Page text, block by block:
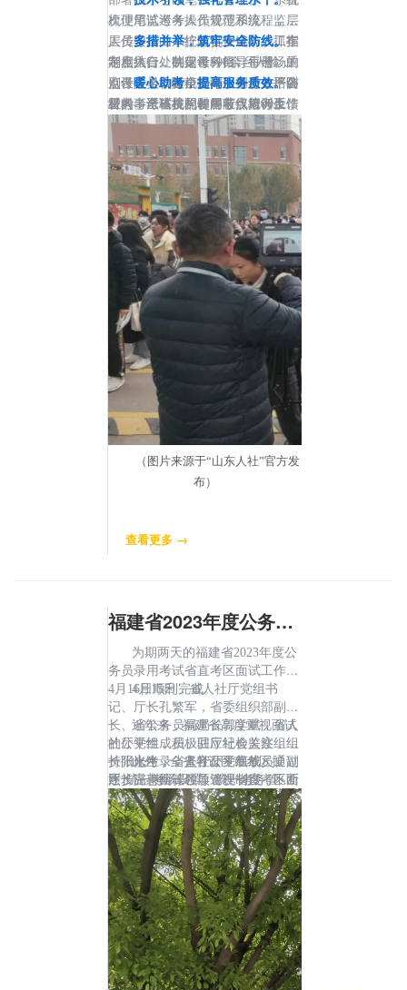
梳理笔试考务操作规范和流程，层
层传导压力，拧紧责任链条，抓牢
制度执行。制定考务指导手册、重
点任务卡、铃声指导语等考务培训
材料，严格按照时间节点履行工作
职责，切实管住管好关键岗位、关
键人员、关键环节。加强试卷管
理，严格落实国家和我省人事考试
试卷管理有关规定，为试卷押运车
辆配装视频监控定位设备,协调公
安干警全程参与试卷跨区押运和试
卷存放期间的卷库值班，全面做好
试卷领取、押运、保管、分发、使
用和回收等各环节管理工作，保障
试卷安全。抽调处级干部带队赴各
市开展巡考工作，监督各市考务组
织实施情况，充分发挥巡考监督检
查作用。
次使用监巡考人员管理系统，监考
人员安排由系统随机生成与人工指
定相结合，确保每科目、每考场的
监考人员均随机安排，创造公平公
正的考试环境。使用在线培训反馈
系统，考务培训后，所有参训人员
现场登录系统答题，有效检测考点
一线工作人员对考务关键环节操作
的掌握程度，及时查缺补漏。使用
考务管控小程序，及时、高效统计
各市重点考务环节完成情况，实时
对接山东人事考试一体化综合指挥
系统，掌握一线考务数据，切实增
强考务管控能力。
多措并举，筑牢安全防线。在
考点入口处共架设590余台人脸识
别设备，核验全部考生身份，严防
替考。全省共配备屏蔽仪5100余
台、金属探测仪5500余台、身份证
识别仪270余台，严格执行考生入
场安全检查，确保手机、计算器等
设备不被带至座位。加大巡考力
度，实现“线上+线下”巡考全覆
盖，安排专人进行视频巡考，及时
捕捉考生异常行为，保障考场安
全。联合公安部门加强考点内外联
合巡查，无线电管理部门出动无线
电监测车41辆，坚决杜绝有组织的
高科技作弊或大规模舞弊行为，严
肃考风考纪。
暖心助考，提高服务质效。各
级人事考试机构和各考点把考生服
务保障工作摆在重要位置，用心用
情提供考试服务。考前发布考试温
馨提示和考点地图，提醒考生做好
考前各项准备工作、诚信应考。为
残疾考生在考点开通绿色通道、安
排专门引导人员，协助其抵达考试
座位。枣庄、临沂设立考点服务
岗，现场提供咨询和帮助，积极开
展志愿服务。淄博、潍坊、德州等
市在考点向考生免费提供文具、消
杀用品及准考证打印服务。枣庄、
德州协调驻点民警为考生开具临时
身份证明，帮助考生顺利参考。
（图片来源于“山东人社”官方发
布）
查看更多 →
福建省2023年度公务员录用考试省直考区面试工作顺利完成
为期两天的福建省2023年度公
务员录用考试省直考区面试工作于
4月16日顺利完成。
4月15日，省人社厅党组书
记、厅长孔繁军，省委组织部副部
长、省公务员局局长郭学斌，省人
社厅党组成员、驻厅纪检监察组组
长张永生，省人社厅党组成员、副
厅长温惠榕等领导巡视省直考区面
试工作，要求加强面试组织，严格
工作程序，确保面试平稳有序实
施。
近年来，福建省高度重视面试
的公平性，积极回应社会关注，坚
持阳光考录，坚守公平底线。通过
逐步完善面试各项管理制度，不断
优化面试工作流程和规范；通过现
场监督、封闭管理、分组抽签、回
避制度等举措，不断提高公务员录
用考试面试工作的公信力；通过提
高试卷交接、考务组织、考务培
训、风险管控等考务操作水平，不
断健全面试风险管控机制，强化对
面试突发事件的应急处置能力。今
年，省直考区新增考生人脸识别系
统、考生叫号系统，加快成绩公布
时间，加大信息公开力度，多措并
此外，全省各设区市考区按
照“统一考场设置、统一考务管
理、统一面试时间”的面试工作要
求，规范流程、严格管理，将于4
月20日完成全部面试工作。